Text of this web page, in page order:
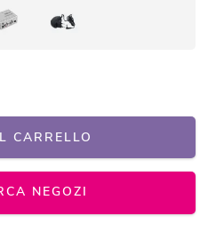
CARRELLO
NEGOZI